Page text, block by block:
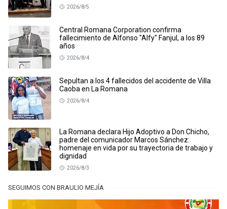
2026/8/5
Central Romana Corporation confirma
fallecimiento de Alfonso "Alfy" Fanjul, a los 89
años
2026/8/4
Sepultan a los 4 fallecidos del accidente de Villa
Caoba en La Romana
2026/8/4
La Romana declara Hijo Adoptivo a Don Chicho,
padre del comunicador Marcos Sánchez:
homenaje en vida por su trayectoria de trabajo y
dignidad
2026/8/3
SEGUIMOS CON BRAULIO MEJÍA